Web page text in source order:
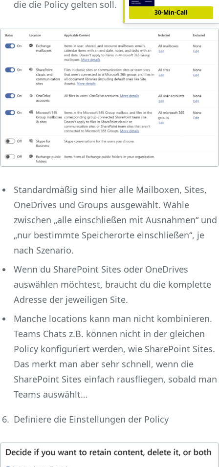
die die Policy gelten soll.
Standardmäßig sind hier alle Mailboxen, Sites,
OneDrives und Groups ausgewählt. Wähle
zwischen „alle einschließen mit Ausnahmen“ und
„nur bestimmte Speicherorte einschließen“, je
nach Szenario.
Wenn du SharePoint Sites oder OneDrives
auswählen möchtest, braucht du die komplette
Adresse der jeweiligen Site.
Manche locations kann man nicht kombinieren.
Teams Chats z.B. können nicht in der gleichen
Policy konfiguriert werden, wie SharePoint Sites.
Das merkt man aber sehr schnell, wenn die
SharePoint Sites einfach rausfliegen, sobald man
Teams auswählt…
Definiere die Einstellungen der Policy
30-Min-Call